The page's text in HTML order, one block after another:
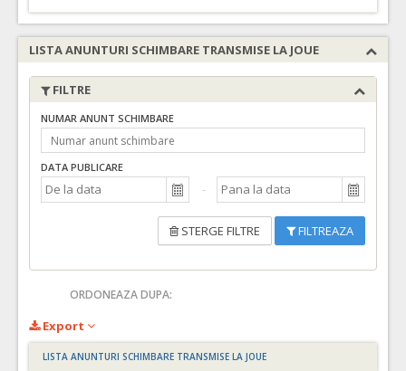
LISTA ANUNTURI SCHIMBARE TRANSMISE LA JOUE
FILTRE
NUMAR ANUNT SCHIMBARE
DATA PUBLICARE
STERGE FILTRE FILTREAZA
ORDONEAZA DUPA:
Export
LISTA ANUNTURI SCHIMBARE TRANSMISE LA JOUE